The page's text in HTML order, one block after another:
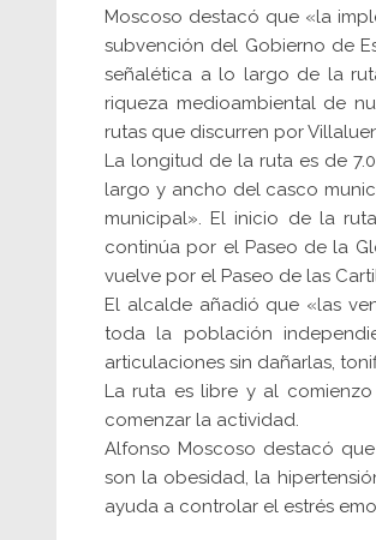
Moscoso destacó que «la
subvención del Gobierno de
señalética a lo largo de la
riqueza medioambiental de
rutas que discurren por
La longitud de la ruta es de
largo y ancho del casco
municipal». El inicio de la
continúa por el Paseo de la
vuelve por el Paseo de las
El alcalde añadió que «las
toda la población
articulaciones sin dañarlas,
La ruta es libre y al
comenzar la actividad.
Alfonso Moscoso destacó
son la obesidad, la
ayuda a controlar el estrés